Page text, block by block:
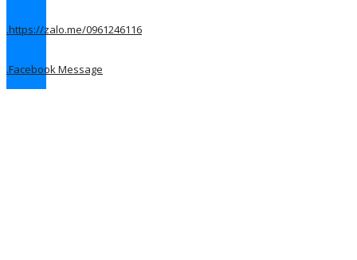
.https://zalo.me/0961246116
.Facebook Message